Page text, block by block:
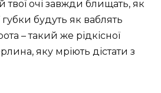
очі завжди блищать, як
губки будуть як ваблять
– такий же рідкісної
яку мріють дістати з